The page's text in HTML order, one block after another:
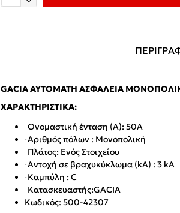
GACIA ΑΥΤΌΜΑΤΗ ΑΣΦΆΛΕΙΑ
ΧΑΡΑΚΤΗΡΙΣΤΙΚΆ:
·Ονομαστική ένταση (Α): 50A
·Αριθμός πόλων : Μονοπολική
· Πλάτος: Ενός Στοιχείου
·Αντοχή σε βραχυκύκλωμα (kA) : 3 kA
· Καμπύλη : C
· Κατασκευαστής:GACIA
Κωδικός: 500-42307